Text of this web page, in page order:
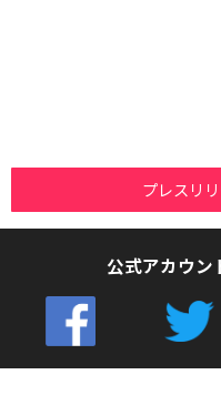
プレスリ
公式アカウン